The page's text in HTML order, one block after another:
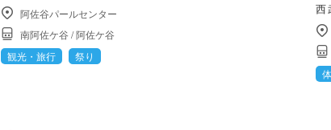
阿佐谷パールセンター
南阿佐ケ谷 /阿佐ケ谷
観光・旅行
祭り
西